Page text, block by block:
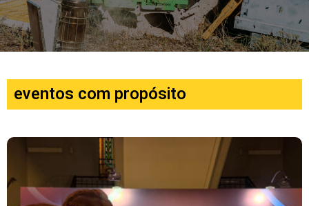
eventos com propósito